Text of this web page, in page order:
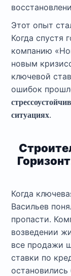
Этот опыт
Когда спустя
компанию
новым
ключевой
ошибок
ситуациях.
Когда
Васильев
пропасти.
возведении
все продажи
ставки по
остановились